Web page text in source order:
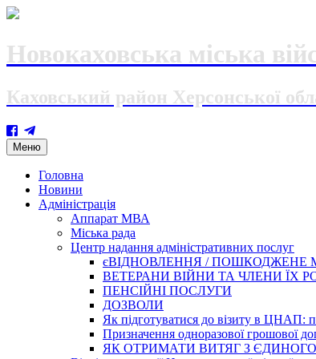
Новокаховська міська
Каховський район Херсонської
Меню Skip
to
content
Головна
Новини
Адміністрація
Аппарат МВА
Міська рада
Центр надання адміністративних послуг
єВІДНОВЛЕННЯ / ПОШКОДЖЕНЕ
ВЕТЕРАНИ ВІЙНИ ТА ЧЛЕНИ ЇХ
ПЕНСІЙНІ ПОСЛУГИ
ДОЗВОЛИ
Як підготуватися до візиту в ЦНАП:
Призначення одноразової грошової
ЯК ОТРИМАТИ ВИТЯГ З